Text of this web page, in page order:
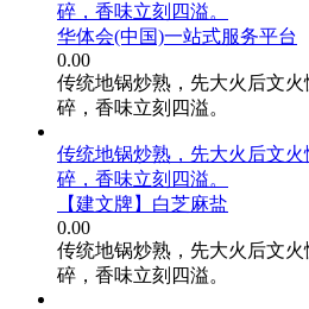
碎，香味立刻四溢。
华体会(中国)一站式服务平台
0.00
传统地锅炒熟，先大火后文
碎，香味立刻四溢。
传统地锅炒熟，先大火后文
碎，香味立刻四溢。
【建文牌】白芝麻盐
0.00
传统地锅炒熟，先大火后文
碎，香味立刻四溢。